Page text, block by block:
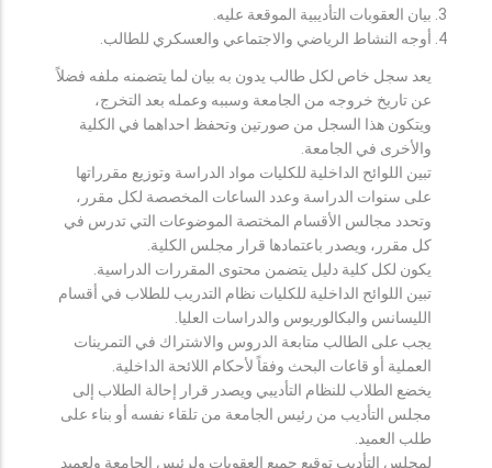
بيان العقوبات التأديبية الموقعة عليه.
أوجه النشاط الرياضي والاجتماعي والعسكري للطالب.
يعد سجل خاص لكل طالب يدون به بيان لما يتضمنه ملفه فضلاً
عن تاريخ خروجه من الجامعة وسببه وعمله بعد التخرج،
ويتكون هذا السجل من صورتين وتحفظ احداهما في الكلية
والأخرى في الجامعة.
تبين اللوائح الداخلية للكليات مواد الدراسة وتوزيع مقرراتها
على سنوات الدراسة وعدد الساعات المخصصة لكل مقرر،
وتحدد مجالس الأقسام المختصة الموضوعات التي تدرس في
كل مقرر، ويصدر باعتمادها قرار مجلس الكلية.
يكون لكل كلية دليل يتضمن محتوى المقررات الدراسية.
تبين اللوائح الداخلية للكليات نظام التدريب للطلاب في أقسام
الليسانس والبكالوريوس والدراسات العليا.
يجب على الطالب متابعة الدروس والاشتراك في التمرينات
العملية أو قاعات البحث وفقاً لأحكام اللائحة الداخلية.
يخضع الطلاب للنظام التأديبي ويصدر قرار إحالة الطلاب إلى
مجلس التأديب من رئيس الجامعة من تلقاء نفسه أو بناء على
طلب العميد.
لمجلس التأديب توقيع جميع العقوبات ولرئيس الجامعة ولعميد